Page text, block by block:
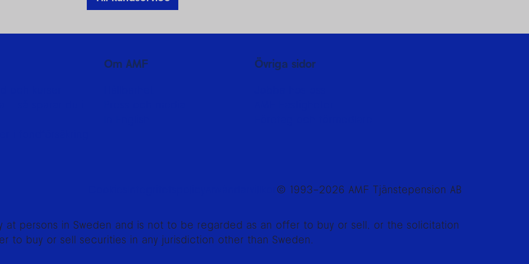
Om AMF Övriga sidor
© 1993–2026 AMF Tjänstepension AB
at persons in Sweden and is not to be regarded as an offer to buy or sell, or the solicitation
to buy or sell securities in any jurisdiction other than Sweden.